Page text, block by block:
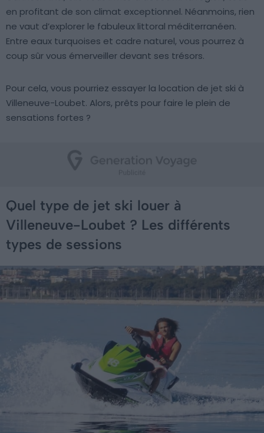
en profitant de son climat exceptionnel. Néanmoins, rien
ne vaut d’explorer le fabuleux littoral méditerranéen.
Entre eaux turquoises et cadre naturel, vous pourrez à
coup sûr vous émerveiller devant ses trésors.
Pour cela, vous pourriez essayer la location de jet ski à
Villeneuve-Loubet. Alors, prêts pour faire le plein de
sensations fortes ?
Quel type de jet ski louer à
Villeneuve-Loubet ? Les différents
types de sessions